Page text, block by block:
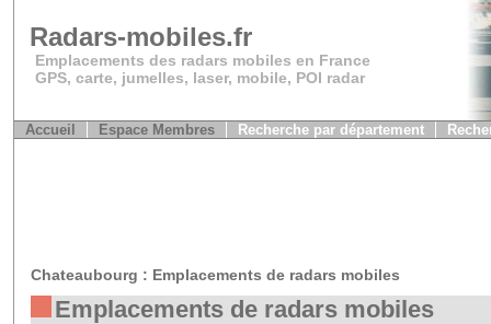
Radars-mobiles.fr
Emplacements des radars mobiles en France
GPS, carte, jumelles, laser, mobile, POI radar
Accueil Espace Membres Recherche par département
Chateaubourg : Emplacements de radars mobiles
Emplacements de radars mobiles